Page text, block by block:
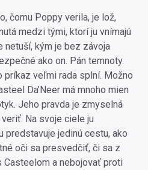
čomu Poppy verila, je lož,
medzi tými, ktorí ju vnímajú
netuší, kým je bez závoja
ako on. Pán temnoty.
príkaz veľmi rada splní. Možno
Da’Neer má mnoho mien
Jeho pravda je zmyselná
Na svoje ciele ju
predstavuje jedinú cestu, ako
oči sa presvedčiť, či sa z
a nebojovať proti